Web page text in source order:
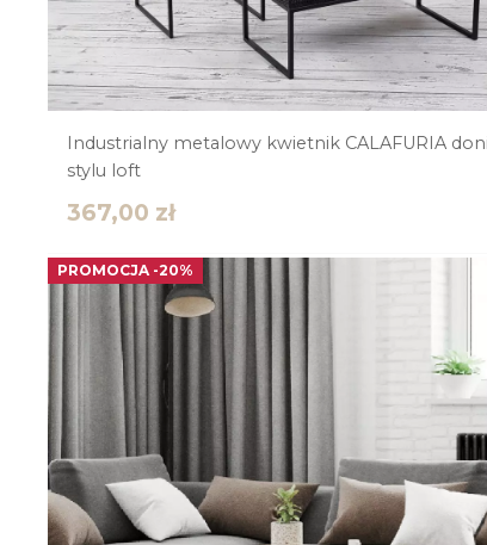
Industrialny metalowy kwietnik CALAFURIA
stylu loft
367,00 zł
PROMOCJA -20%